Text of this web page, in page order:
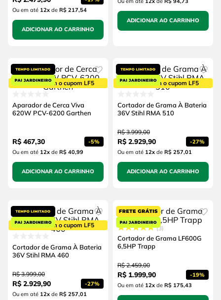
Ou em até 12xde R$ 217,54
ADICIONAR AO CARRINHO
ADICIONAR AO CARRINHO
5% OFF com o cupom LF5
Aparador de Cerca Viva
620W PCV-6200 Garthen
R$ 467,30 -5%
Ou em até 12xde R$ 40,99
ADICIONAR AO CARRINHO
5% OFF com o cupom LF5
Cortador de Grama À Bateria
36V Stihl RMA 510
R$ 3.999,00
R$ 2.929,90 -27%
Ou em até 12xde R$ 257,01
ADICIONAR AO CARRINHO
5% OFF com o cupom LF5
Cortador de Grama À Bateria
36V Stihl RMA 460
R$ 3.999,00
R$ 2.929,90 -27%
Ou em até 12xde R$ 257,01
3
Cortador de Grama LF600G
6,5HP Trapp
R$ 2.459,00
R$ 1.999,90 -19%
Ou em até 12xde R$ 175,43